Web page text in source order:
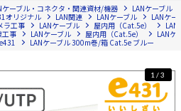
ター／CATV
バンド・テー
ケーブル
工事
気扇工事
ケーブル・コネクタ・関連資材/機器
LANケーブル
オリジナル LAN関連 LANケーブル
LANケ
ラ工事 LANケーブル 屋内用（Cat.5e）
工事 LANケーブル 屋内用（Cat.5e）
LANケ
e431 LANケーブル 300m巻/箱 Cat.5e ブルー
1/3